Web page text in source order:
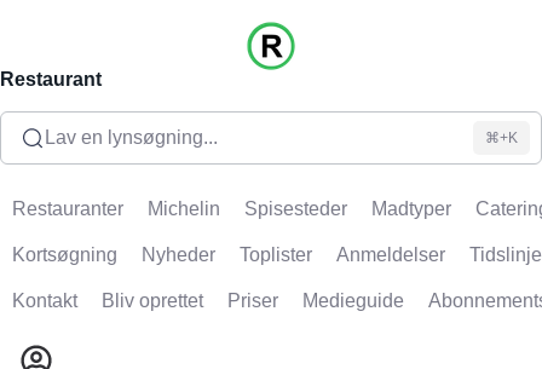
Restaurant
Lav en lynsøgning... ⌘+K
Restauranter Michelin Spisesteder Madtyper
Kortsøgning Nyheder Toplister Anmeldelser Tidslinje
Kontakt Bliv oprettet Priser Medieguide